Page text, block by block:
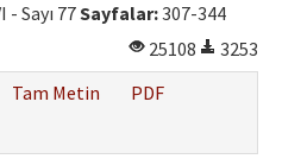
Sayı 77Sayfalar:307-344
25108
3253
Tam Metin
PDF